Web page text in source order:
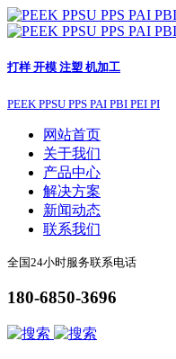
打样 开模 注塑 机加工
PEEK PPSU PPS PAI PBI PEI PI
网站首页
关于我们
产品中心
解决方案
新闻动态
联系我们
全国24小时服务联系电话
180-6850-3696